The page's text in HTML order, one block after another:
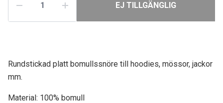
EJ TILLGÄNGLIG
Rundstickad platt bomullssnöre till hoodies, mössor, jackor
mm.
Material: 100% bomull